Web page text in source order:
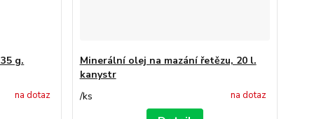
g.
na dotaz
Minerální olej na mazání řetězu, 20 l.
kanystr
/ks na dotaz